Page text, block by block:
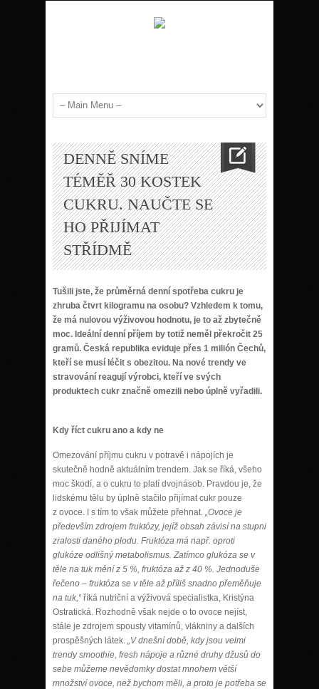
DENNĚ SNÍME
TÉMĚŘ 30 KOSTEK
CUKRU. NAUČTE SE
HO PŘIJÍMAT
STŘÍDMĚ
Tušili jste, že průměrná denní spotřeba cukru je
zhruba čtvrt kilogramu na osobu? Vzhledem k tomu,
že má nulovou výživovou hodnotu, je to až zbytečně
moc. Ideální denní příjem by totiž neměl překročit 25
gramů. Česká republika eviduje přes 1 milión Čechů,
kteří se musí léčit s obezitou. Na nové trendy ve
stravování reagují výrobci, kteří ve svých
produktech cukr značně omezili nebo úplně vyřadili.
Kdy říct cukru ano a kdy ne
Omezování příjmu cukru v potravě i nápojích je
skutečně hodně aktuálním trendem. Jak se říká, všeho
moc škodí, a o cukru to platí dvojnásob. Pravdou je, že
lidskému tělu by úplně stačilo přijímat cukr pouze
z ovoce. I s tím to však můžete přehnat. „Ovoce je
především zdrojem fruktózy, jejíž obsah závisí na stupni
zralosti daného plodu. Fruktóza má např. oproti
glukóze odlišný metabolismus. Zatímco glukóza se v
těle na tuk mění z 5 %, fruktóza až z 40 %. Jednoduše
řečeno – fruktóza se v těle až příliš snadno přeměňuje
na tuk,“říká nutriční a výživová specialistka, Kristýna
Ostratická. Rozhodně však nejde o to ovoce nejíst,
stále je zdrojem spousty vitamínů, vlákniny a dalších
prospěšných látek. „V dnešní době, kdy jsou velmi
trendy smoothie, fresh nápoje a různé druhy džusů do
sebe můžeme nevědomky dostat mnohem větší
množství ovoce, než bychom měli, a proto je potřeba se